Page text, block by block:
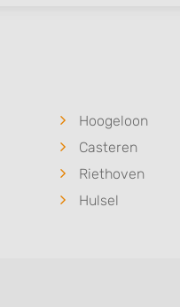
Hoogeloon
Casteren
Riethoven
Hulsel